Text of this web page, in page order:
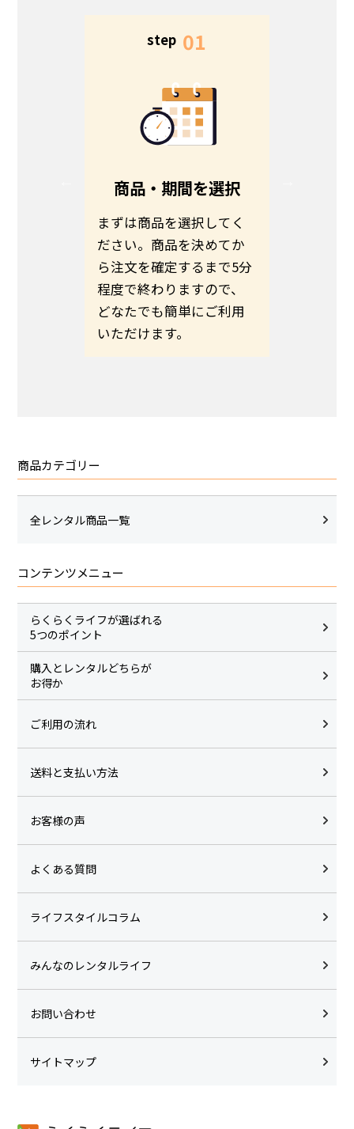
step 01
商品・期間を選択
まずは商品を選択してく
ださい。商品を決めてか
ら注文を確定するまで5分
程度で終わりますので、
どなたでも簡単にご利用
いただけます。
商品カテゴリー
全レンタル商品一覧
コンテンツメニュー
らくらくライフが選ばれる
5つのポイント
購入とレンタルどちらが
お得か
ご利用の流れ
送料と支払い方法
お客様の声
よくある質問
ライフスタイルコラム
みんなのレンタルライフ
お問い合わせ
サイトマップ